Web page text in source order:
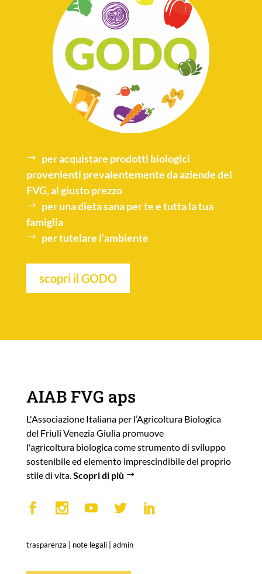
per acquistare prodotti biologici
provenienti prevalentemente da aziende del
FVG, al giusto prezzo
per unadieta sanaper te e tutta la tua
famiglia
per tutelare l’ambiente
scopri il GODO
AIAB FVG aps
L'Associazione Italiana per l’Agricoltura Biologica
del Friuli Venezia Giulia promuove
l'agricoltura biologica come strumento di sviluppo
sostenibile ed elemento imprescindibile del proprio
stile di vita. Scopri di più
trasparenza note legali| admin